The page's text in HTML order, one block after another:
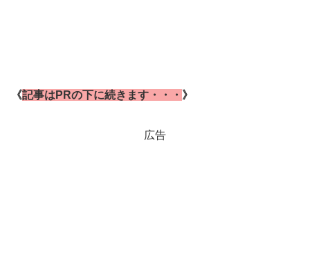
《記事はPRの下に続きます・・・ 》
広告